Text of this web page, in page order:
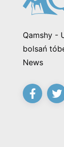
Qamshy -
bolsań
News